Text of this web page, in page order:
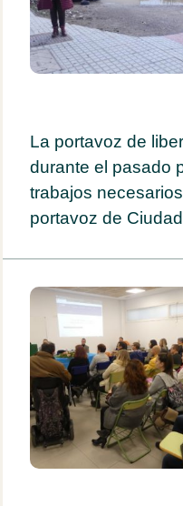
La portavoz de
durante el pasado
trabajos
portavoz de